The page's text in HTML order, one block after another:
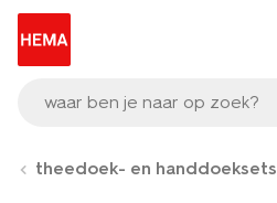
waar ben je naar op zoek?
theedoek- en handdoeksets